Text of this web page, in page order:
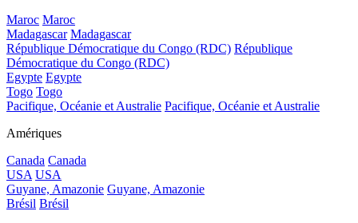
Maroc Maroc
Madagascar Madagascar
République Démocratique du Congo (RDC) République
Démocratique du Congo (RDC)
Egypte Egypte
Togo Togo
Pacifique, Océanie et Australie Pacifique, Océanie et Australie
Amériques
Canada Canada
USA USA
Guyane, Amazonie Guyane, Amazonie
Brésil Brésil